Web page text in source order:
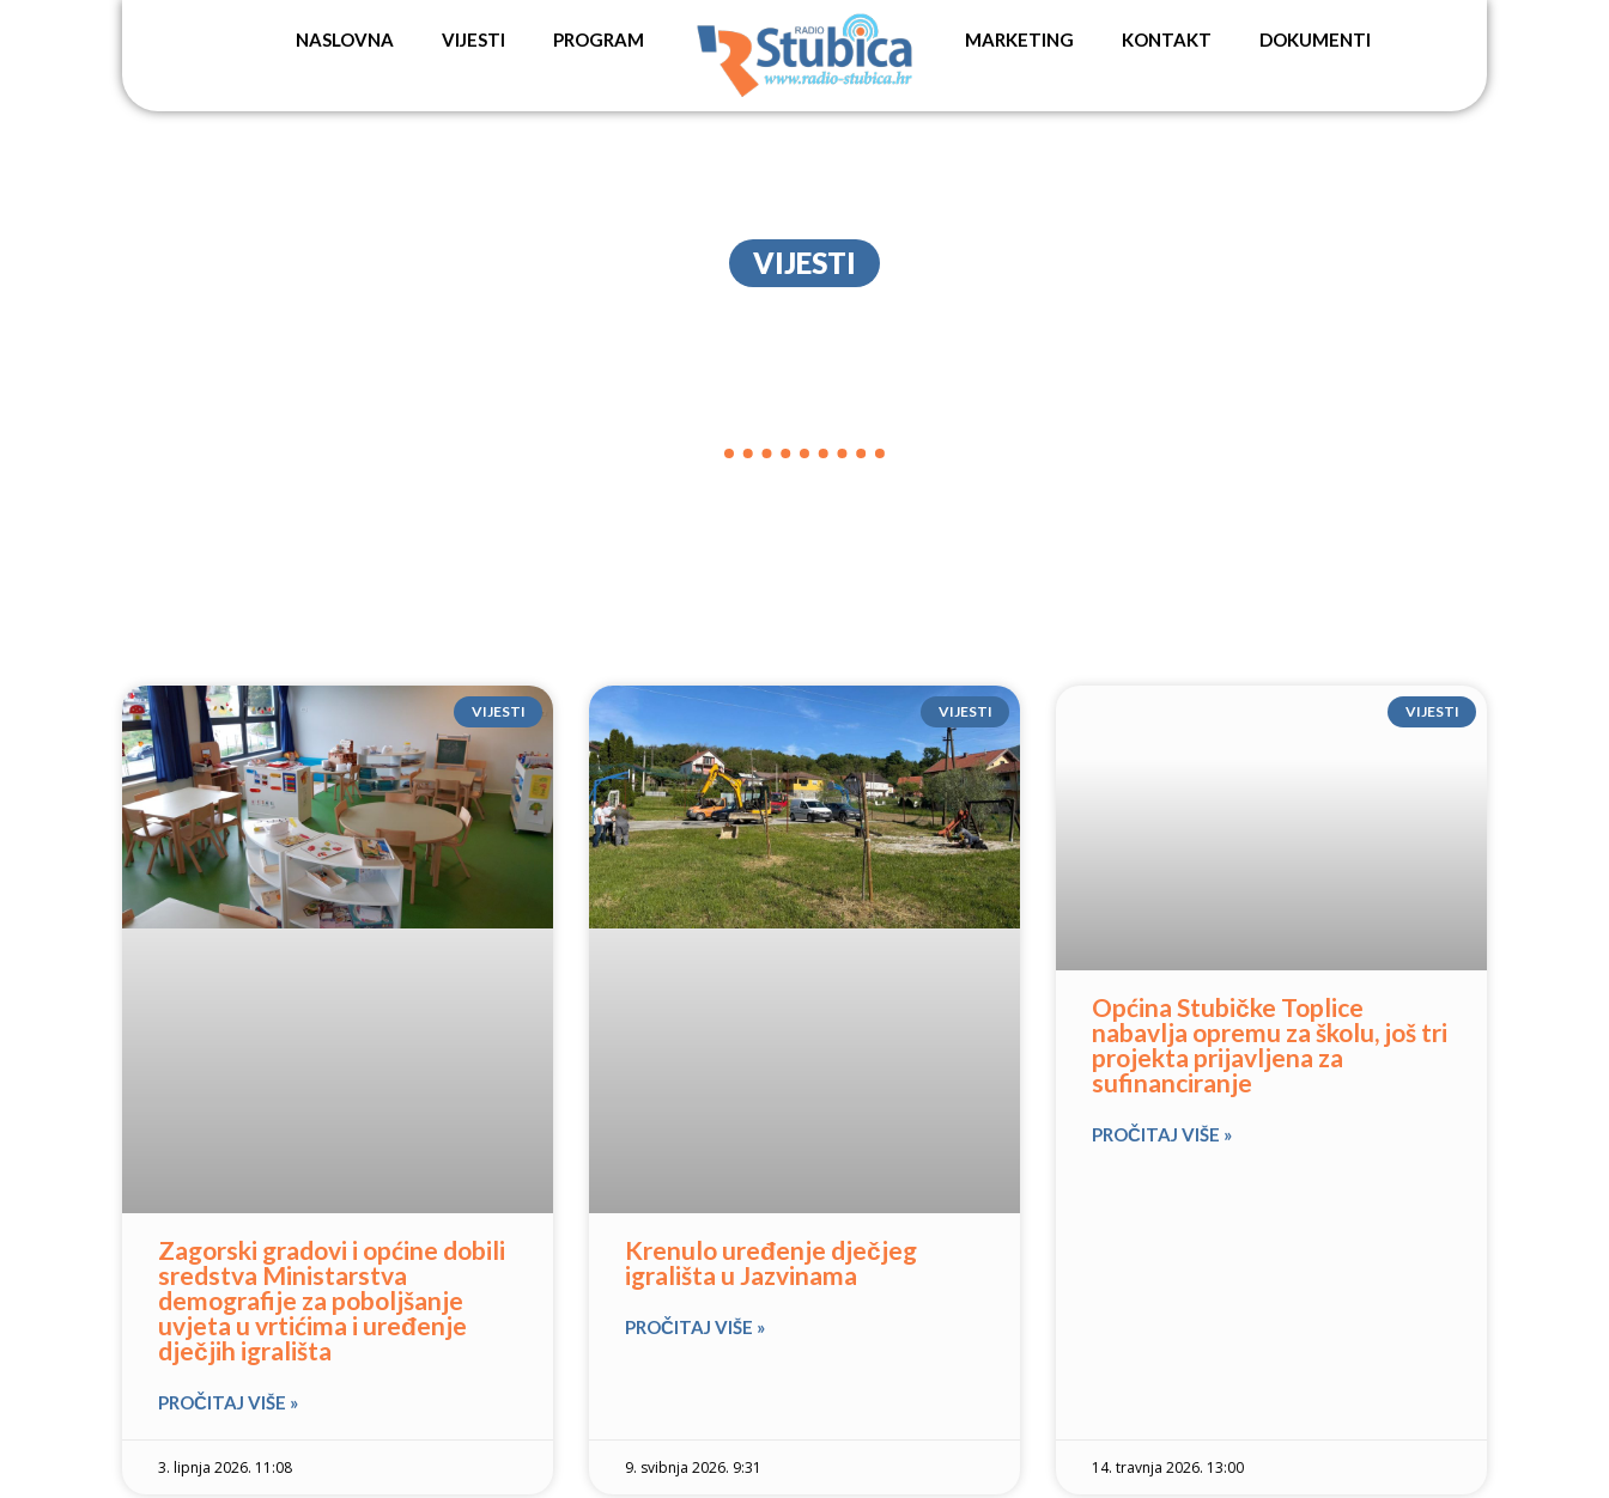
NASLOVNA VIJESTI PROGRAM MARKETING KONTAKT DOKUMENTI
VIJESTI
VIJESTI
Zagorski gradovi i općine dobili
sredstva Ministarstva
demografije za poboljšanje
uvjeta u vrtićima i uređenje
dječjih igrališta
PROČITAJ VIŠE »
3. lipnja 2026. 11:08
VIJESTI
Krenulo uređenje dječjeg
igrališta u Jazvinama
PROČITAJ VIŠE »
9. svibnja 2026. 9:31
VIJESTI
Općina Stubičke Toplice
nabavlja opremu za školu, još tri
projekta prijavljena za
sufinanciranje
PROČITAJ VIŠE »
14. travnja 2026. 13:00